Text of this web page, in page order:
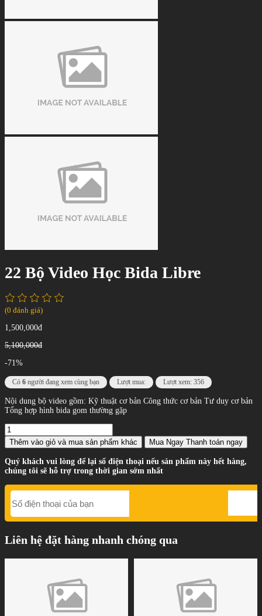
22 Bộ Video Học Bida Libre
(0 đánh giá)
1,500,000đ
5,100,000đ
-71%
Có 6 người đang xem cùng bạn Lượt mua: Lượt xem: 356
Nội dung bộ video gồm: Kỹ thuật cơ bản Công thức cơ bản Tư duy cơ bản
Tổng hợp hình bida gom thường gặp
Thêm vào giỏ và mua sản phẩm khác Mua Ngay Thanh toán ngay
Quý khách vui lòng để lại số điện thoại nếu sản phẩm này hết hàng,
chúng tôi sẽ hỗ trợ trong thời gian sớm nhất
Liên hệ đặt hàng nhanh chóng qua